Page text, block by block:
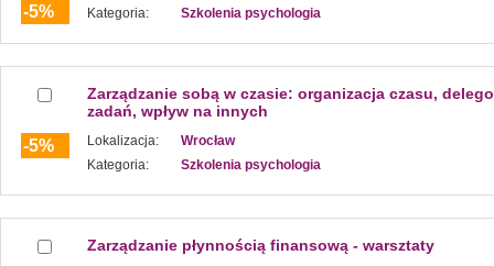
-5%
Kategoria:
Szkolenia psychologia
-5%
Zarządzanie sobą w czasie: organizacja czasu,
zadań, wpływ na innych
Lokalizacja:
Wrocław
Kategoria:
Szkolenia psychologia
Zarządzanie płynnością finansową - warsztaty